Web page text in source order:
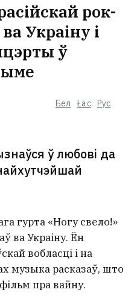
Бел Łac Рус
рок-
Украіну і
ў
ў любові да
гурта «Ногу свело!»
ва Украіну. Ён
вобласці і на
музыка расказаў, што
пра вайну.